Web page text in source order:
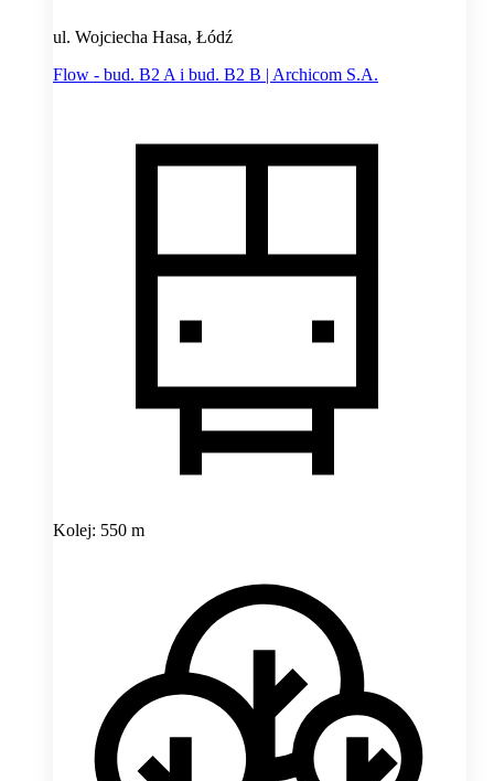
ul. Wojciecha Hasa, Łódź
Flow - bud. B2 A i bud. B2 B | Archicom S.A.
Kolej: 550 m